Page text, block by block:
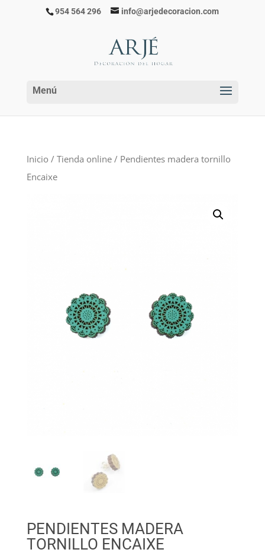
954 564 296 info@arjedecoracion.com
Inicio / Tienda online/ Pendientes madera tornillo
Encaixe
PENDIENTES MADERA
TORNILLO ENCAIXE